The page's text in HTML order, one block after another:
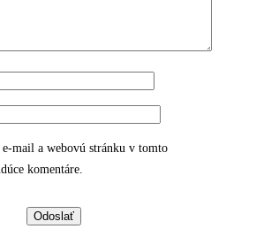
mail a webovú stránku v tomto
komentáre.